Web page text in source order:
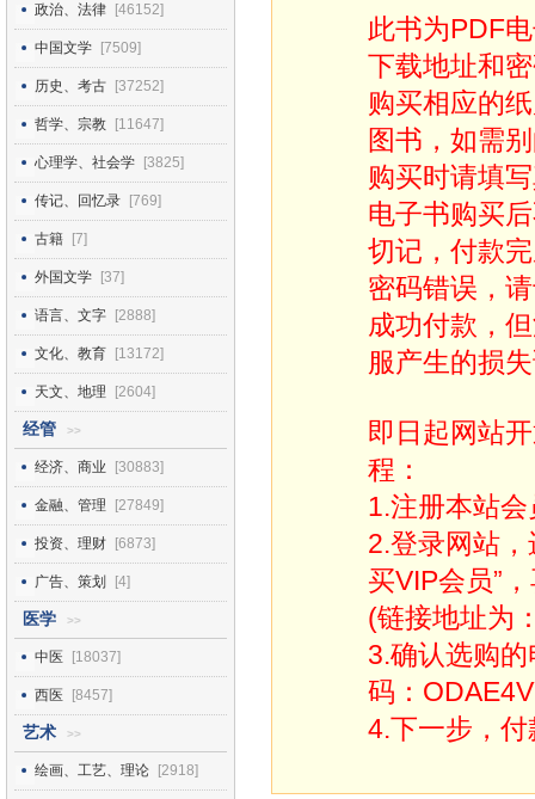
政治、法律 [46152]
中国文学 [7509]
历史、考古 [37252]
哲学、宗教 [11647]
心理学、社会学 [3825]
传记、回忆录 [769]
古籍 [7]
外国文学 [37]
语言、文字 [2888]
文化、教育 [13172]
天文、地理 [2604]
经管 >>
经济、商业 [30883]
金融、管理 [27849]
投资、理财 [6873]
广告、策划 [4]
医学 >>
中医 [18037]
西医 [8457]
艺术 >>
绘画、工艺、理论 [2918]
此书为PDF
下载地址和
购买相应的
图书，如需
购买时请填
电子书购买
切记，付款
密码错误，
成功付款，
服产生的损
即日起网站
程：
1.注册本站会
2.登录网站，
买VIP会员”
(链接地址为
3.确认选购
码：
4.下一步，